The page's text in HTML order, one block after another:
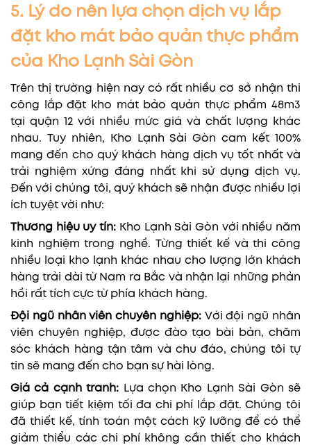
5. Lý do nên lựa chọn dịch vụ lắp
đặt kho mát bảo quản thực phẩm
của Kho Lạnh Sài Gòn
Trên thị trường hiện nay có rất nhiều cơ sở nhận thi
công lắp đặt kho mát bảo quản thực phẩm 48m3
tại quận 12 với nhiều mức giá và chất lượng khác
nhau. Tuy nhiên, Kho Lạnh Sài Gòn cam kết 100%
mang đến cho quý khách hàng dịch vụ tốt nhất và
trải nghiệm xứng đáng nhất khi sử dụng dịch vụ.
Đến với chúng tôi, quý khách sẽ nhận được nhiều lợi
ích tuyệt vời như:
Thương hiệu uy tín: Kho Lạnh Sài Gòn với nhiều năm
kinh nghiệm trong nghề. Từng thiết kế và thi công
nhiều loại kho lạnh khác nhau cho lượng lớn khách
hàng trải dài từ Nam ra Bắc và nhận lại những phản
hồi rất tích cực từ phía khách hàng.
Đội ngũ nhân viên chuyên nghiệp:Với đội ngũ nhân
viên chuyên nghiệp, được đào tạo bài bản, chăm
sóc khách hàng tận tâm và chu đáo, chúng tôi tự
tin sẽ mang đến cho bạn sự hài lòng.
Giá cả cạnh tranh: Lựa chọn Kho Lạnh Sài Gòn sẽ
giúp bạn tiết kiệm tối đa chi phí lắp đặt. Chúng tôi
đã thiết kế, tính toán một cách kỹ lưỡng để có thể
giảm thiểu các chi phí không cần thiết cho khách